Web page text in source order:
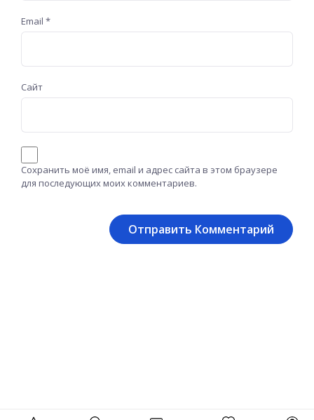
Email *
Сайт
Сохранить моё имя, email и адрес сайта в этом браузере
для последующих моих комментариев.